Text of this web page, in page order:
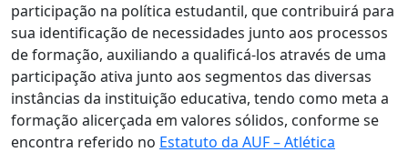
participação na política estudantil, que contribuirá para
sua identificação de necessidades junto aos processos
de formação, auxiliando a qualificá-los através de uma
participação ativa junto aos segmentos das diversas
instâncias da instituição educativa, tendo como meta a
formação alicerçada em valores sólidos, conforme se
encontra referido no Estatuto da AUF – Atlética